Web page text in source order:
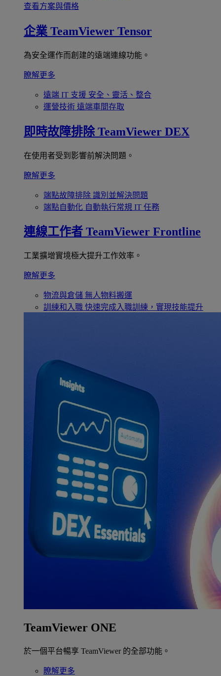
查看方案與價格
企業 TeamViewer Tensor
為安全運作而創建的遠端連線功能。
瞭解更多
遠端 IT 支援 安全、靈活、整合
運營技術 遠端車間存取
即時故障排除 TeamViewer DEX
在使用者受到影響前解決問題。
瞭解更多
端點故障排除 識別並解決問題
端點自動化 自動執行常規 IT 任務
連線工作者 TeamViewer Frontline
工業擴增實境極大提升工作效率。
瞭解更多
物流與倉儲 無人物料搬運
訓練和入職 快速完成入職訓練，實現技能提升
TeamViewer ONE
於一個平台暢享 TeamViewer 的全部功能。
瞭解更多